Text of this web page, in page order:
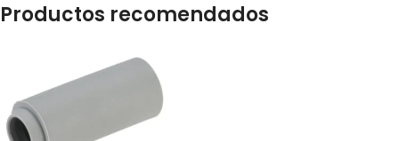
Productos recomendados